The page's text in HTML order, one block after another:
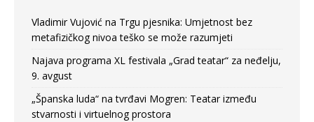
Vladimir Vujović na Trgu pjesnika: Umjetnost bez
metafizičkog nivoa teško se može razumjeti
Najava programa XL festivala „Grad teatar“ za neđelju,
9. avgust
„Španska luda“ na tvrđavi Mogren: Teatar između
stvarnosti i virtuelnog prostora